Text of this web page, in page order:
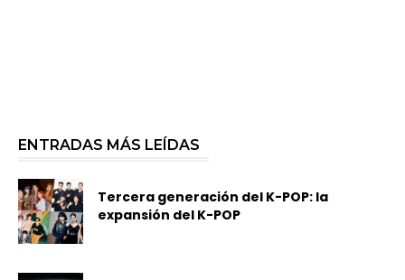
ENTRADAS MÁS LEÍDAS
Tercera generación del K-POP: la
expansión del K-POP